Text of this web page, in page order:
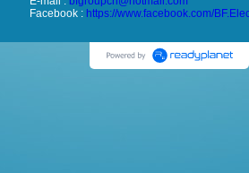
Facebook : https://www.facebook.com/